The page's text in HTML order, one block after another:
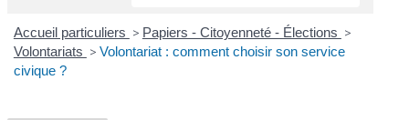
Accueil particuliers > Papiers - Citoyenneté - Élections >
Volontariats > Volontariat : comment choisir son service
civique ?